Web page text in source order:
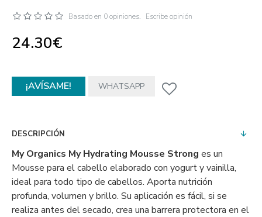
Basado en 0 opiniones. Escribe opinión
24.30€
¡AVÍSAME! WHATSAPP
DESCRIPCIÓN
My Organics My Hydrating Mousse Strong es un
Mousse para el cabello elaborado con yogurt y vainilla,
ideal para todo tipo de cabellos. Aporta nutrición
profunda, volumen y brillo. Su aplicación es fácil, si se
realiza antes del secado, crea una barrera protectora en el